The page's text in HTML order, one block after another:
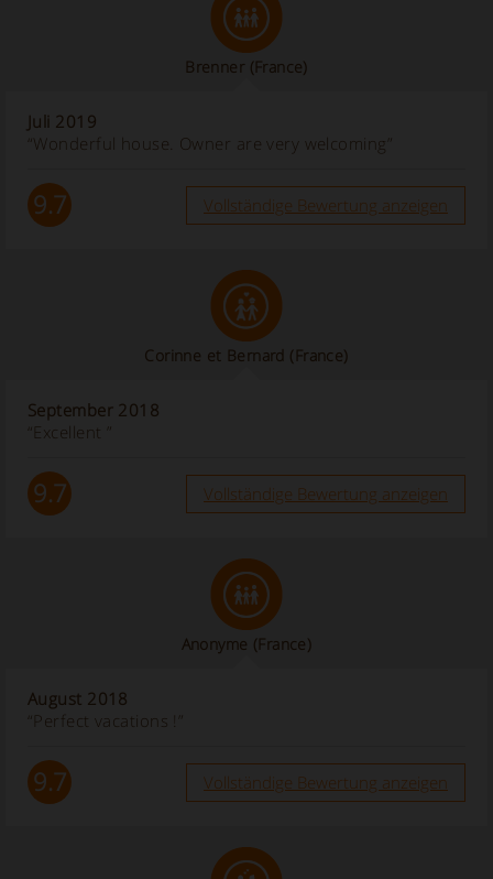
Brenner (France)
Juli 2019
“Wonderful house. Owner are very welcoming”
9.7 Vollständige Bewertung anzeigen
Corinne et Bernard (France)
September 2018
“Excellent ”
9.7 Vollständige Bewertung anzeigen
Anonyme (France)
August 2018
“Perfect vacations !”
9.7 Vollständige Bewertung anzeigen